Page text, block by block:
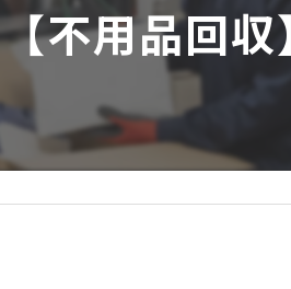
【不用品回